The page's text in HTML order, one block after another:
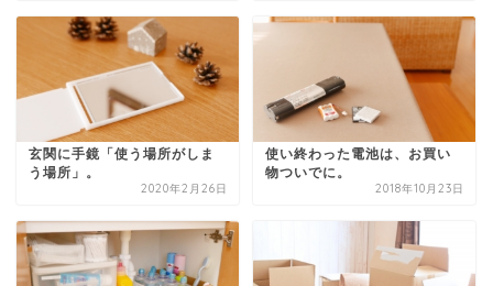
玄関に手鏡「使う場所がしま
う場所」。
2020年2月26日
使い終わった電池は、お買い
物ついでに。
2018年10月23日